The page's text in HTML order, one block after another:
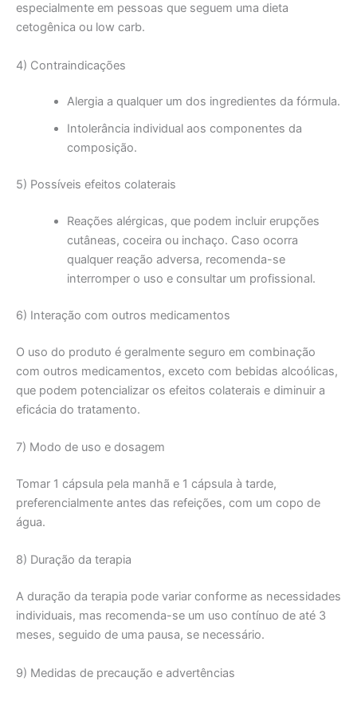
especialmente em pessoas que seguem uma dieta
cetogênica ou low carb.
4) Contraindicações
Alergia a qualquer um dos ingredientes da fórmula.
Intolerância individual aos componentes da
composição.
5) Possíveis efeitos colaterais
Reações alérgicas, que podem incluir erupções
cutâneas, coceira ou inchaço. Caso ocorra
qualquer reação adversa, recomenda-se
interromper o uso e consultar um profissional.
6) Interação com outros medicamentos
O uso do produto é geralmente seguro em combinação
com outros medicamentos, exceto com bebidas alcoólicas,
que podem potencializar os efeitos colaterais e diminuir a
eficácia do tratamento.
7) Modo de uso e dosagem
Tomar 1 cápsula pela manhã e 1 cápsula à tarde,
preferencialmente antes das refeições, com um copo de
água.
8) Duração da terapia
A duração da terapia pode variar conforme as necessidades
individuais, mas recomenda-se um uso contínuo de até 3
meses, seguido de uma pausa, se necessário.
9) Medidas de precaução e advertências